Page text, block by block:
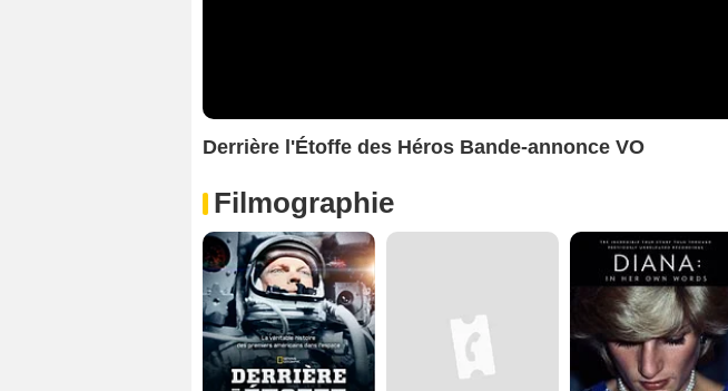
Derrière l'Étoffe des Héros Bande-annonce VO
Filmographie